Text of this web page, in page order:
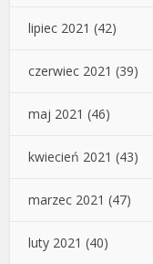
lipiec 2021 (42)
czerwiec 2021 (39)
maj 2021 (46)
kwiecień 2021 (43)
marzec 2021 (47)
luty 2021 (40)